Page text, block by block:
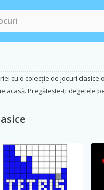
cu o colecție de jocuri
acasă. Pregătește-ți degetele